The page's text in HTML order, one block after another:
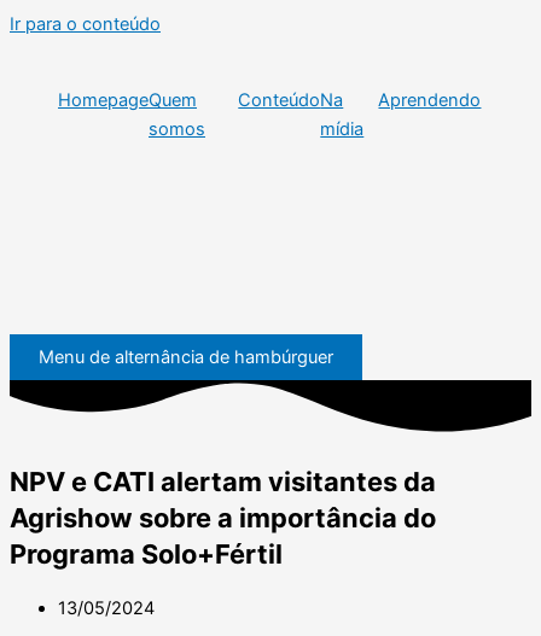
Ir para o conteúdo
HomepageQuem
somos
ConteúdoNa
mídia
Aprendendo
Menu de alternância de hambúrguer
NPV e CATI alertam visitantes da
Agrishow sobre a importância do
Programa Solo+Fértil
13/05/2024